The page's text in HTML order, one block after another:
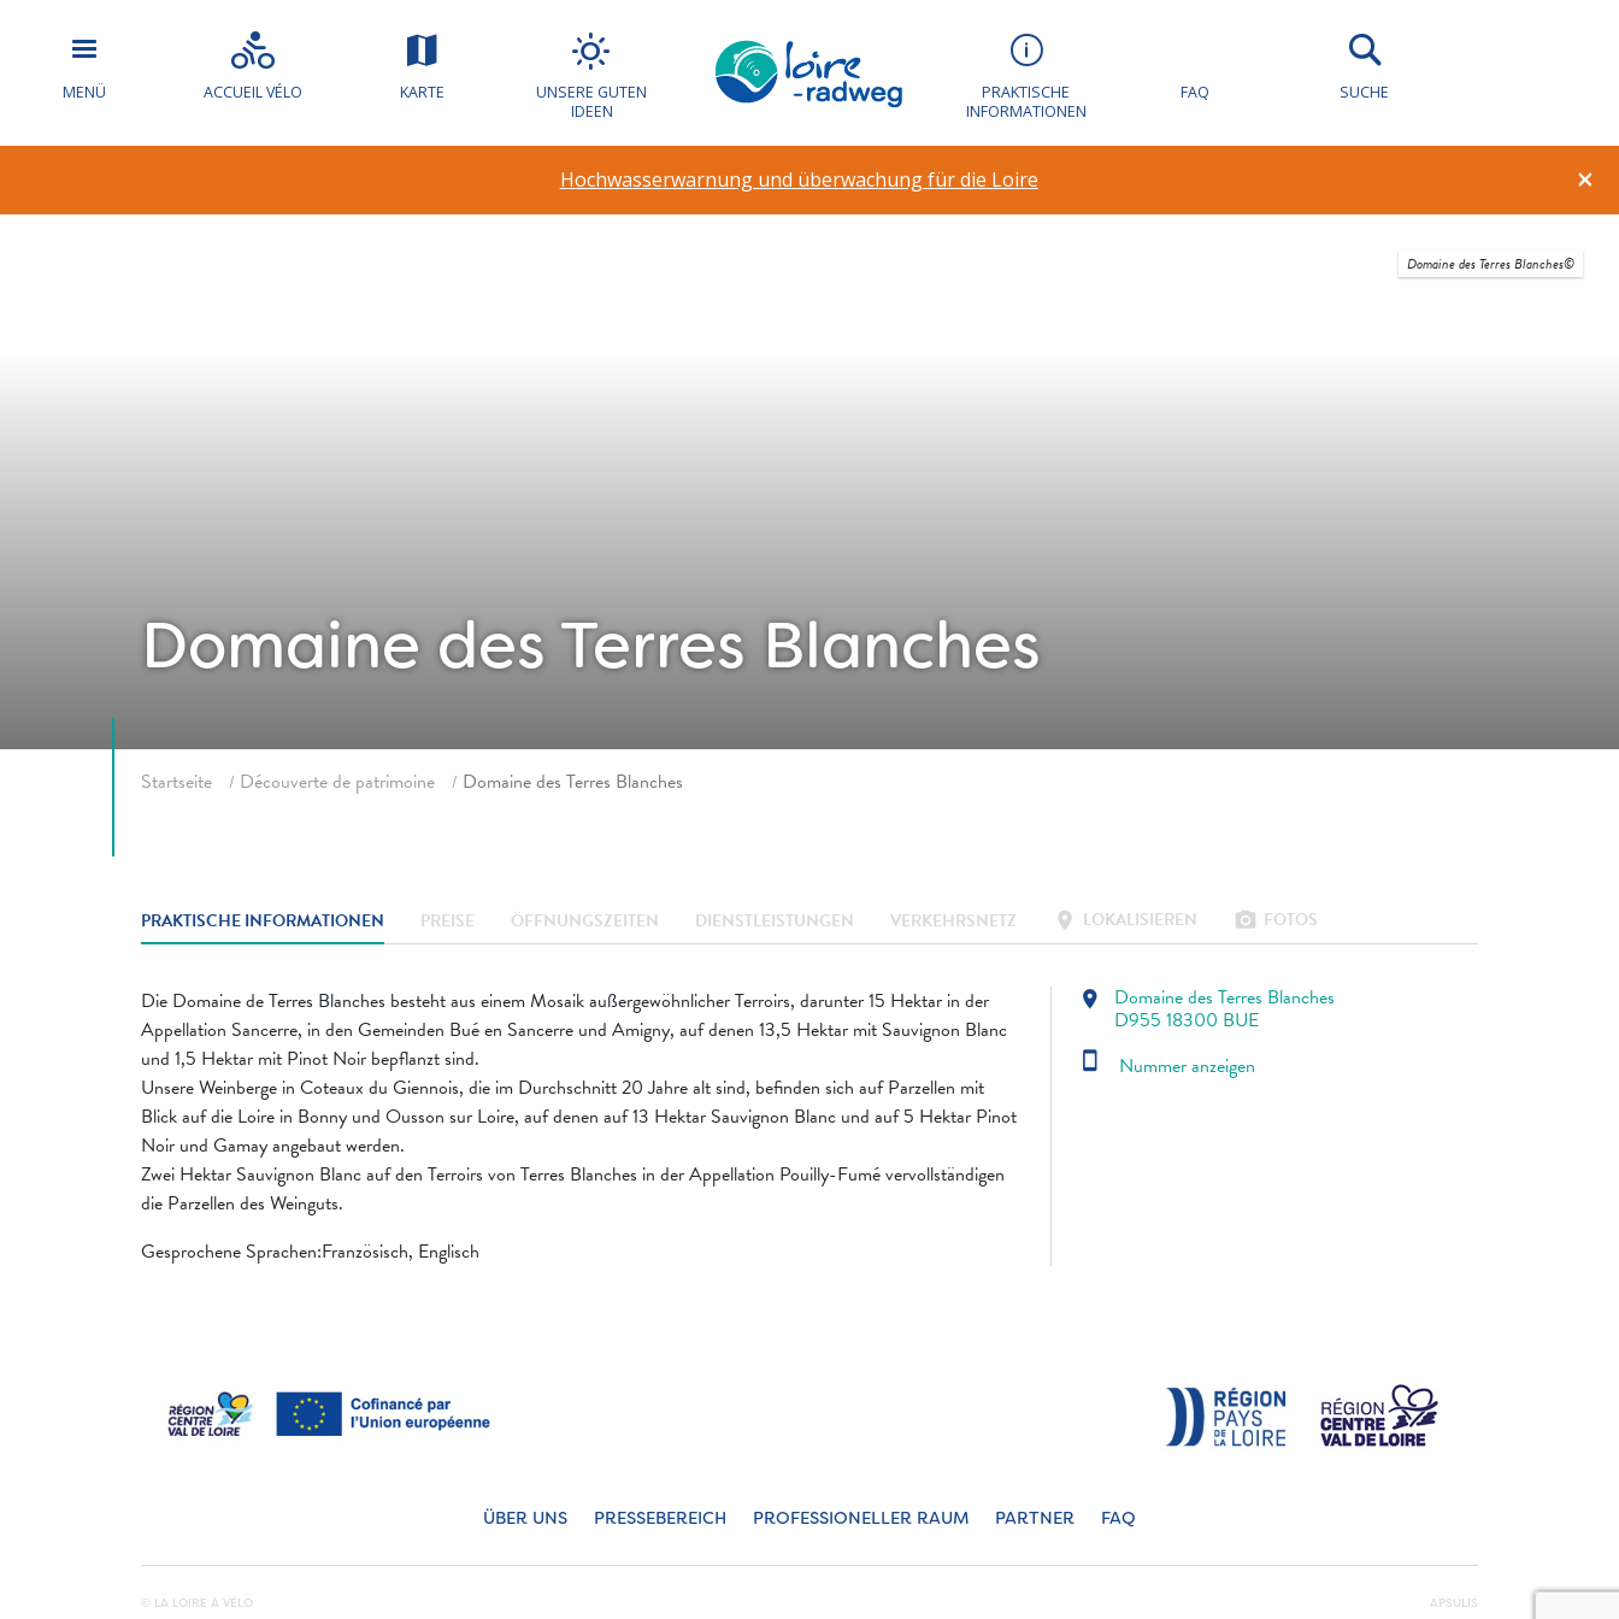
MENÜ ACCUEIL VÉLO KARTE
UNSERE GUTEN
IDEEN
PRAKTISCHE
INFORMATIONEN
FAQ SUCHE
×
Hochwasserwarnung und überwachung für die Loire
Domaine des Terres Blanches
Domaine des Terres Blanches©
Startseite Découverte de patrimoine Domaine des Terres Blanches
PRAKTISCHE INFORMATIONEN PREISE ÖFFNUNGSZEITEN DIENSTLEISTUNGEN VERKEHRSNETZ location_on LOKALISIEREN photo_camera FOTOS
Die Domaine de Terres Blanches besteht aus einem Mosaik außergewöhnlicher Terroirs, darunter 15 Hektar in der
Appellation Sancerre, in den Gemeinden Bué en Sancerre und Amigny, auf denen 13,5 Hektar mit Sauvignon Blanc
und 1,5 Hektar mit Pinot Noir bepflanzt sind.
Unsere Weinberge in Coteaux du Giennois, die im Durchschnitt 20 Jahre alt sind, befinden sich auf Parzellen mit
Blick auf die Loire in Bonny und Ousson sur Loire, auf denen auf 13 Hektar Sauvignon Blanc und auf 5 Hektar Pinot
Noir und Gamay angebaut werden.
Zwei Hektar Sauvignon Blanc auf den Terroirs von Terres Blanches in der Appellation Pouilly-Fumé vervollständigen
die Parzellen des Weinguts.
Gesprochene Sprachen:Französisch, Englisch
location_on Domaine des Terres Blanches
D955 18300 BUE
smartphone Nummer anzeigen
ÜBER UNS PRESSEBEREICH PROFESSIONELLER RAUM PARTNER FAQ
© LA LOIRE À VÉLO APSULIS